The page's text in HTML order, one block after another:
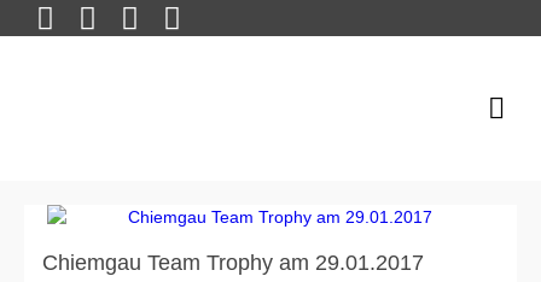
Chiemgau Team Trophy am 29.01.2017